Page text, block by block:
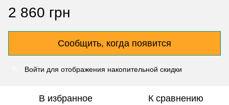
2 860 грн
Сообщить, когда появится
Войти для отображения накопительной скидки
В избранное К сравнению